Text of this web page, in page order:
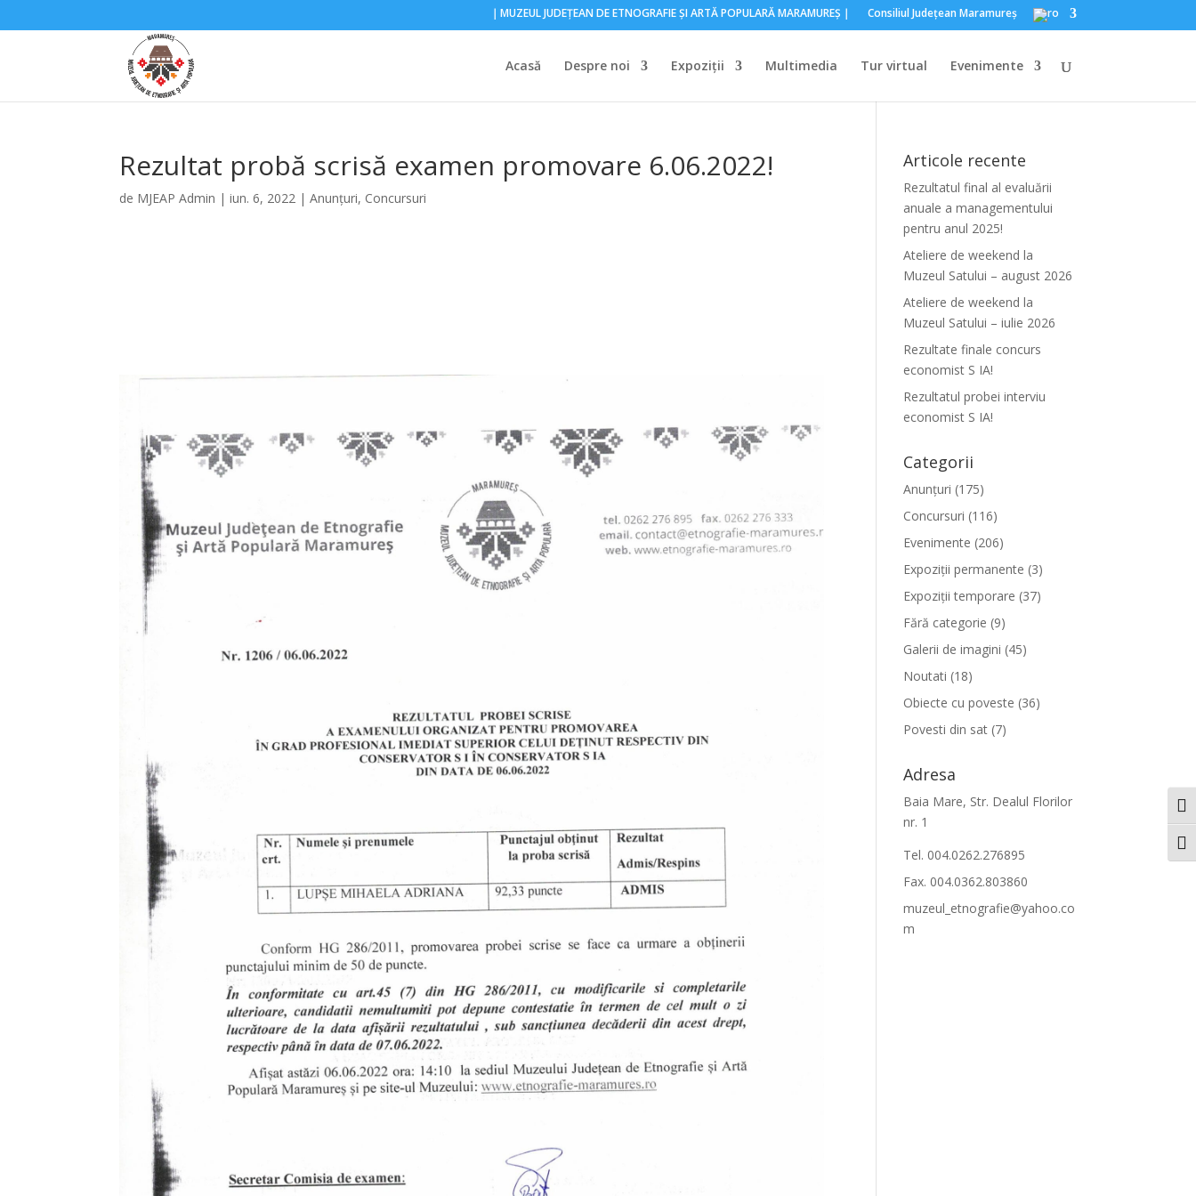
｜MUZEUL JUDEŢEAN DE ETNOGRAFIE ŞI ARTĂ POPULARĂ MARAMUREŞ｜ Consiliul Judeţean Maramureş
Acasă Despre noi Expoziţii Multimedia Tur virtual Evenimente
Rezultat probă scrisă examen promovare 6.06.2022!
de MJEAP Admin |iun. 6, 2022 |Anunțuri, Concursuri
Articole recente
Rezultatul final al evaluării
anuale a managementului
pentru anul 2025!
Ateliere de weekend la
Muzeul Satului – august 2026
Ateliere de weekend la
Muzeul Satului – iulie 2026
Rezultate finale concurs
economist S IA!
Rezultatul probei interviu
economist S IA!
Categorii
Anunțuri (175)
Concursuri (116)
Evenimente (206)
Expoziții permanente (3)
Expoziții temporare (37)
Fără categorie (9)
Galerii de imagini (45)
Noutati (18)
Obiecte cu poveste (36)
Povesti din sat (7)
Adresa
Baia Mare, Str. Dealul Florilor
nr. 1
Tel. 004.0262.276895
Fax. 004.0362.803860
muzeul_etnografie@yahoo.co
m